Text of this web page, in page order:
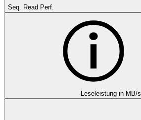
Seq. Read Perf.
Leseleistung in MB/s